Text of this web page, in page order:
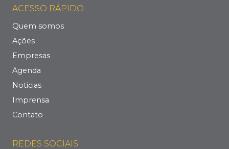
ACESSO RÁPIDO
Quem somos
Ações
Empresas
Agenda
Noticias
Imprensa
Contato
REDES SOCIAIS